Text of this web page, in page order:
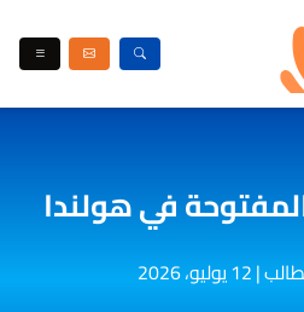
في هولندا
|12 يوليو، 2026